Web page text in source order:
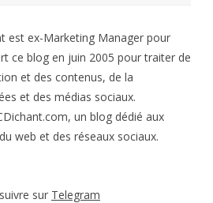
est ex-Marketing Manager pour
ce blog en juin 2005 pour traiter de
et des contenus, de la
et des médias sociaux.
un blog dédié aux
web et des réseaux sociaux.
sur Telegram